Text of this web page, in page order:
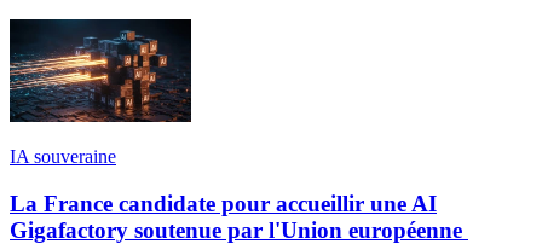
IA souveraine
La France candidate pour accueillir une AI
Gigafactory soutenue par l'Union européenne